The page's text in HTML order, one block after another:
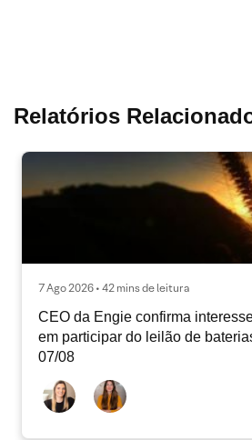
Relatórios
7 Ago 2026 • 42 mins de leitura
CEO da Engie confirma
em participar do leilão de
07/08